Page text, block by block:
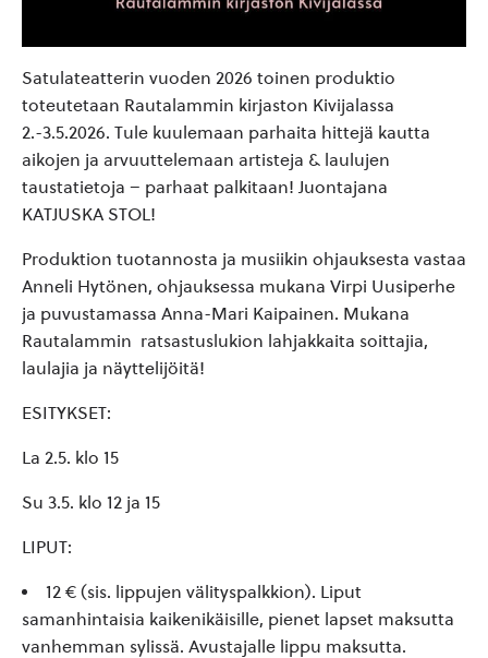
Satulateatterin vuoden 2026 toinen produktio
toteutetaan Rautalammin kirjaston Kivijalassa
2.-3.5.2026. Tule kuulemaan parhaita hittejä kautta
aikojen ja arvuuttelemaan artisteja & laulujen
taustatietoja – parhaat palkitaan! Juontajana
KATJUSKA STOL!
Produktion tuotannosta ja musiikin ohjauksesta vastaa
Anneli Hytönen, ohjauksessa mukana Virpi Uusiperhe
ja puvustamassa Anna-Mari Kaipainen. Mukana
Rautalammin ratsastuslukion lahjakkaita soittajia,
laulajia ja näyttelijöitä!
ESITYKSET:
La 2.5. klo 15
Su 3.5. klo 12 ja 15
LIPUT:
12 € (sis. lippujen välityspalkkion). Liput
samanhintaisia kaikenikäisille, pienet lapset maksutta
vanhemman sylissä. Avustajalle lippu maksutta.